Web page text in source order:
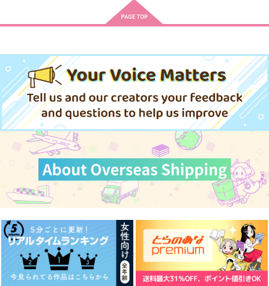
戦煌華日【参】
（税込）
宇髄天元×煉獄杏寿郎
作品詳細
96
944円（税込）
宇髄天元×煉獄杏寿郎
作品詳細
青くて、甘い
ピンクノイズ
600円（税込）
宇髄天元×我妻善逸
作品詳細
仮小屋
専売 1,257 円（税込）
鬼滅の刃
宇髄天元
宇髄弟
サンプル
カート
啼石
専売 362円（税込）
悲鳴嶼行冥×宇髄天元
カート
２
やまいものこころ
629円 （税込）
鬼滅の刃
悲鳴嶼行冥×宇髄天元
カート